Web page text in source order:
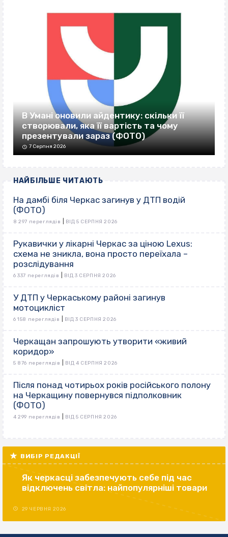
В Умані оновили айдентику: скільки її
створювали, яка її вартість та чому
презентували зараз (ФОТО)
7 Серпня 2026
НАЙБІЛЬШЕ ЧИТАЮТЬ
На дамбі біля Черкас загинув у ДТП водій
(ФОТО)
8 297 переглядів ВІД 5 СЕРПНЯ 2026
Рукавички у лікарні Черкас за ціною Lexus:
схема не зникла, вона просто переїхала –
розслідування
6 337 переглядів ВІД 3 СЕРПНЯ 2026
У ДТП у Черкаському районі загинув
мотоцикліст
6 158 переглядів ВІД 3 СЕРПНЯ 2026
Черкащан запрошують утворити «живий
коридор»
5 876 переглядів ВІД 4 СЕРПНЯ 2026
Після понад чотирьох років російського полону
на Черкащину повернувся підполковник
(ФОТО)
4 299 переглядів ВІД 5 СЕРПНЯ 2026
ВИБІР РЕДАКЦІЇ
Як черкасці забезпечують себе під час
відключень світла: найпопулярніші товари
29 ЧЕРВНЯ 2026